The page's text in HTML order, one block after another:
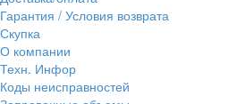
Гарантия / Условия возврата
Скупка
О компании
Техн. Инфор
Коды неисправностей